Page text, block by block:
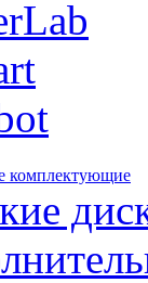
комплектующие